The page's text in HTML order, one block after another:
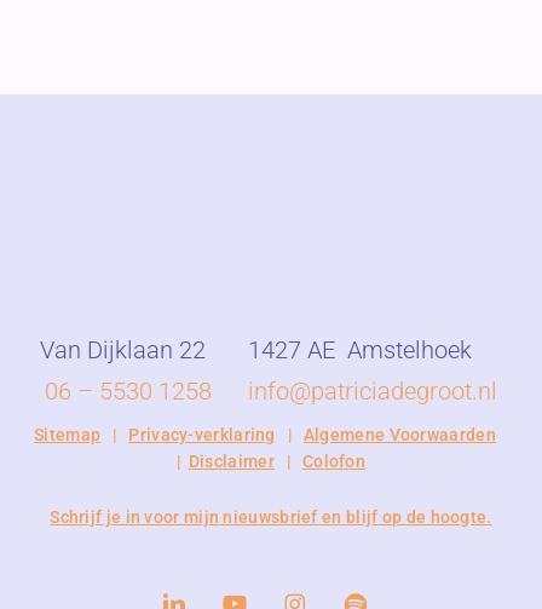
Van Dijklaan 221427 AEAmstelhoek
06 – 5530 1258
info@patriciadegroot.nl
Sitemap | Privacy-verklaring | Algemene Voorwaarden
| Disclaimer| Colofon
Schrijf je in voor mijn nieuwsbrief en blijf op de hoogte.
linkedinyoutubeinstagramspotify